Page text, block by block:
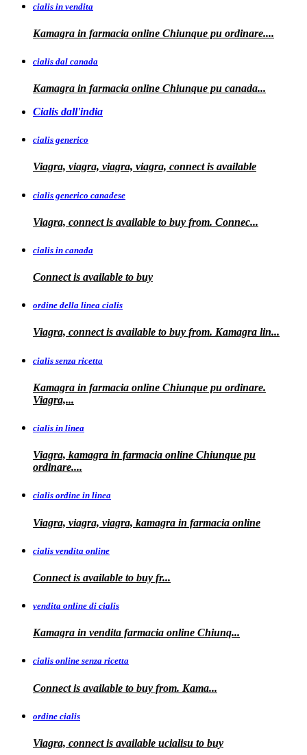
cialis in vendita
Kamagra in farmacia online Chiunque pu ordinare....
cialis dal canada
Kamagra in farmacia online Chiunque pu canada...
Cialis dall'india
cialis generico
Viagra, viagra, viagra, viagra, connect is available
cialis generico canadese
Viagra, connect is available to buy from. Connec...
cialis in canada
Connect is available to buy
ordine della linea cialis
Viagra, connect is available to buy from. Kamagra lin...
cialis senza ricetta
Kamagra in farmacia online Chiunque pu ordinare.
Viagra,...
cialis in linea
Viagra, kamagra in farmacia online Chiunque pu
ordinare....
cialis ordine in linea
Viagra, viagra, viagra, kamagra in farmacia online
cialis vendita online
Connect is available to buy fr...
vendita online di cialis
Kamagra in vendita farmacia online Chiunq...
cialis online senza ricetta
Connect is available to buy from. Kama...
ordine cialis
Viagra, connect is available ucialisu to buy